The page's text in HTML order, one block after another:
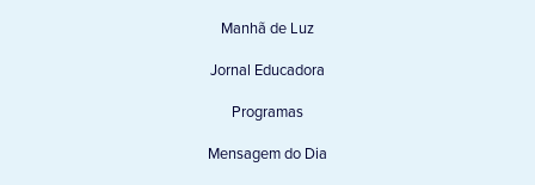
Manhã de Luz
Jornal Educadora
Programas
Mensagem do Dia